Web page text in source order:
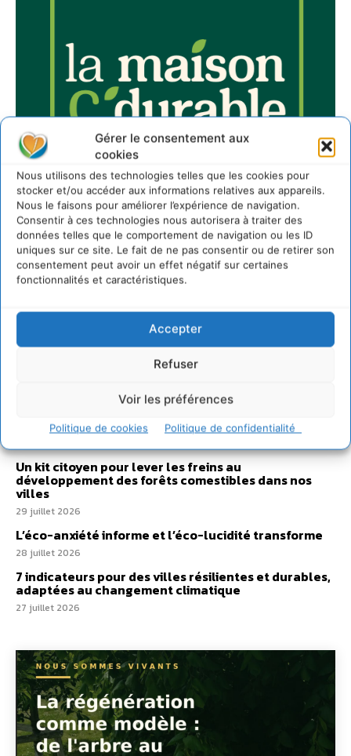
Gérer le consentement aux
cookies
Nous utilisons des technologies telles que les cookies pour
stocker et/ou accéder aux informations relatives aux appareils.
Nous le faisons pour améliorer l’expérience de navigation.
Consentir à ces technologies nous autorisera à traiter des
données telles que le comportement de navigation ou les ID
uniques sur ce site. Le fait de ne pas consentir ou de retirer son
consentement peut avoir un effet négatif sur certaines
fonctionnalités et caractéristiques.
Accepter
Refuser
Voir les préférences
Politique de cookies Politique de confidentialité
Sur Cdurable
Comment le sol français a perdu sa mémoire
hydrique et déréglé tout le territoire (2020-2026)
Développer notre attention aux espèces vivantes
non humaines avec les communs de Zoepolis
Un kit citoyen pour lever les freins au
développement des forêts comestibles dans nos
villes
29 juillet 2026
L’éco-anxiété informe et l’éco-lucidité transforme
28 juillet 2026
7 indicateurs pour des villes résilientes et durables,
adaptées au changement climatique
27 juillet 2026